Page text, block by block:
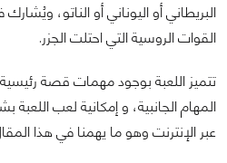
البريطاني أو اليوناني أو الناتو،
القوات الروسية التي احتلت الجزر.
تتميز اللعبة بوجود مهمات قصة
المهام الجانبية، و إمكانية لعب
عبر الإنترنت وهو ما يهمنا في هذا